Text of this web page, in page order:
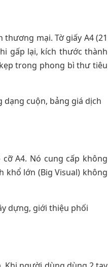
mại. Tờ giấy A4 (21
gấp lại, kích thước thành
trong phong bì thư tiêu
cuộn, bảng giá dịch
A4. Nó cung cấp không
khổ lớn (Big Visual) không
dựng, giới thiệu phối